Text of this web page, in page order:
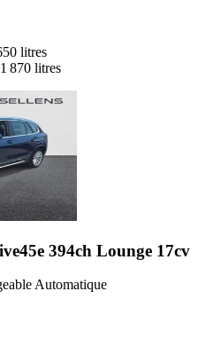
litres
870 litres
394ch Lounge 17cv
Automatique